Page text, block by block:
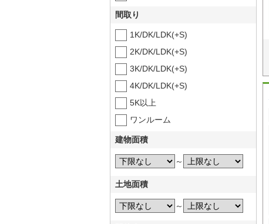
間取り
1K/DK/LDK(+S)
2K/DK/LDK(+S)
3K/DK/LDK(+S)
4K/DK/LDK(+S)
5K以上
ワンルーム
建物面積
～
土地面積
～